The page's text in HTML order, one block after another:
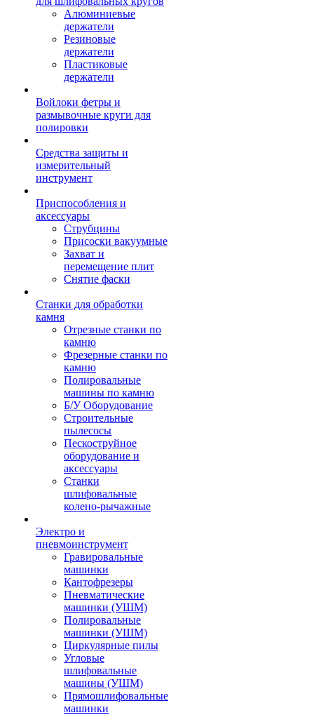
Алюминиевые
держатели
Резиновые
держатели
Пластиковые
держатели
Войлоки фетры и
размывочные круги для
полировки
Средства защиты и
измерительный
инструмент
Приспособления и
аксессуары
Струбцины
Присоски вакуумные
Захват и
перемещение плит
Снятие фаски
Станки для обработки
камня
Отрезные станки по
камню
Фрезерные станки по
камню
Полировальные
машины по камню
Б/У Оборудование
Строительные
пылесосы
Пескоструйное
оборудование и
аксессуары
Станки
шлифовальные
колено-рычажные
Электро и
пневмоинструмент
Гравировальные
машинки
Кантофрезеры
Пневматические
машинки (УШМ)
Полировальные
машинки (УШМ)
Циркулярные пилы
Угловые
шлифовальные
машины (УШМ)
Прямошлифовальные
машинки